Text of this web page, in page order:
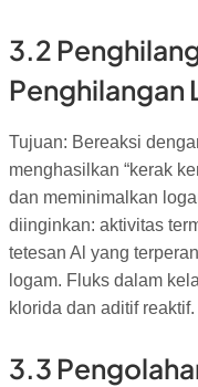
3.2
Penghilangan
Tujuan: Bereaksi
menghasilkan “kerak
dan meminimalkan
diinginkan: aktivitas
tetesan Al yang
logam. Fluks dalam
klorida dan aditif reaktif.
3.3